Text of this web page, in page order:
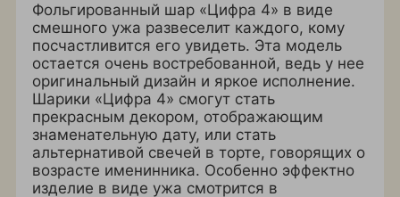
Фольгированный шар «Цифра 4» в виде
смешного ужа развеселит каждого, кому
посчастливится его увидеть. Эта модель
остается очень востребованной, ведь у нее
оригинальный дизайн и яркое исполнение.
Шарики «Цифра 4» смогут стать
прекрасным декором, отображающим
знаменательную дату, или стать
альтернативой свечей в торте, говорящих о
возрасте именинника. Особенно эффектно
изделие в виде ужа смотрится в